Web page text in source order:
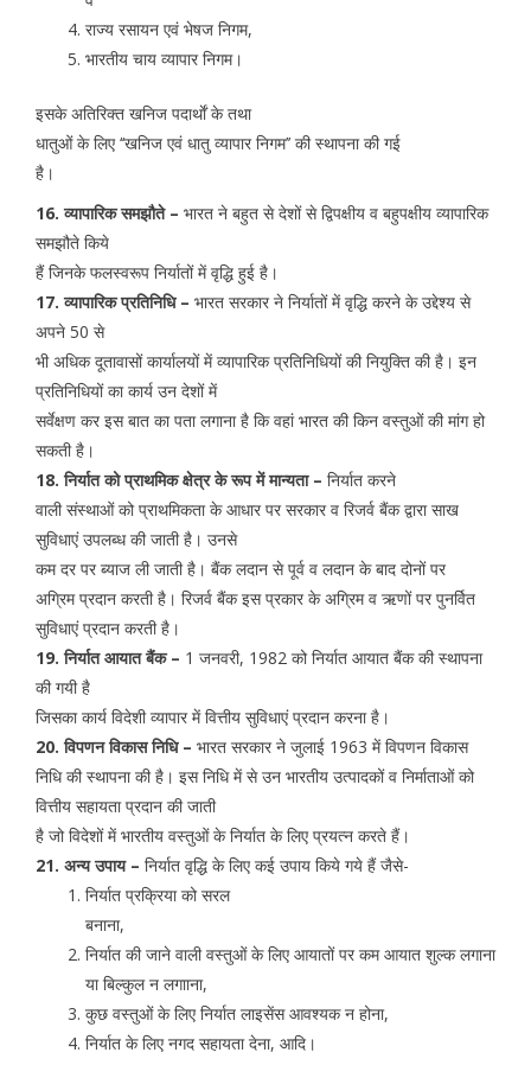
राज्य रसायन एवं भेषज निगम,
भारतीय चाय व्यापार निगम।
इसके अतिरिक्त खनिज पदार्थाें के तथा
धातुओं के लिए ‘‘खनिज एवं धातु व्यापार निगम’’ की स्थापना की गई
है।
16. व्यापारिक समझौते – भारत ने बहुत से देशों से द्विपक्षीय व बहुपक्षीय व्यापारिक
समझौते किये
हैं जिनके फलस्वरूप निर्यातों में वृद्धि हुई है।
17. व्यापारिक प्रतिनिधि – भारत सरकार ने निर्यातों में वृद्धि करने के उद्देश्य से
अपने 50 से
भी अधिक दूतावासों कार्यालयों में व्यापारिक प्रतिनिधियों की नियुक्ति की है। इन
प्रतिनिधियों का कार्य उन देशों में
सर्वेक्षण कर इस बात का पता लगाना है कि वहां भारत की किन वस्तुओं की मांग हो
सकती है।
18. निर्यात को प्राथमिक क्षेत्र के रूप में मान्यता – निर्यात करने
वाली संस्थाओं को प्राथमिकता के आधार पर सरकार व रिजर्व बैंक द्वारा साख
सुविधाएं उपलब्ध की जाती है। उनसे
कम दर पर ब्याज ली जाती है। बैंक लदान से पूर्व व लदान के बाद दोनों पर
अग्रिम प्रदान करती है। रिजर्व बैंक इस प्रकार के अग्रिम व ऋणों पर पुनर्वित
सुविधाएं प्रदान करती है।
19. निर्यात आयात बैंक – 1 जनवरी, 1982 को निर्यात आयात बैंक की स्थापना
की गयी है
जिसका कार्य विदेशी व्यापार में वित्तीय सुविधाएं प्रदान करना है।
20. विपणन विकास निधि – भारत सरकार ने जुलाई 1963 में विपणन विकास
निधि की स्थापना की है। इस निधि में से उन भारतीय उत्पादकों व निर्माताओं को
वित्तीय सहायता प्रदान की जाती
है जो विदेशों में भारतीय वस्तुओं के निर्यात के लिए प्रयत्न करते हैं।
21. अन्य उपाय – निर्यात वृद्धि के लिए कई उपाय किये गये हैं जैसे-
निर्यात प्रक्रिया को सरल
बनाना,
निर्यात की जाने वाली वस्तुओं के लिए आयातों पर कम आयात शुल्क लगाना
या बिल्कुल न लगााना,
कुछ वस्तुओं के लिए निर्यात लाइसेंस आवश्यक न होना,
निर्यात के लिए नगद सहायता देना, आदि।